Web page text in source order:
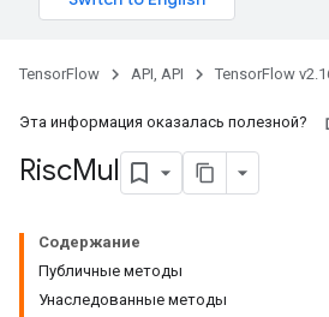
TensorFlow API, API TensorFlow
Эта информация оказалась полезной?
RiscMul
Содержание
Публичные методы
Унаследованные методы